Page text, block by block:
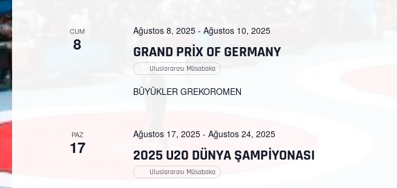
CUM
8 GRAND PRİX OF GERMANY
Ağustos 8, 2025- Ağustos 10, 2025
Uluslararası Müsabaka
BÜYÜKLER GREKOROMEN
PAZ
17 2025 U20 DÜNYA ŞAMPİYONASI
Ağustos 17, 2025- Ağustos 24, 2025
Uluslararası Müsabaka